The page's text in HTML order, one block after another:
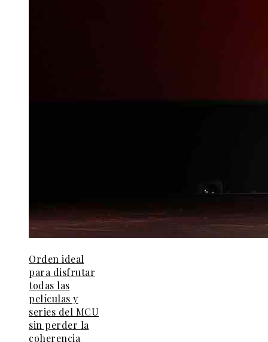
Orden ideal
para disfrutar
todas las
películas y
series del MCU
sin perder la
coherencia